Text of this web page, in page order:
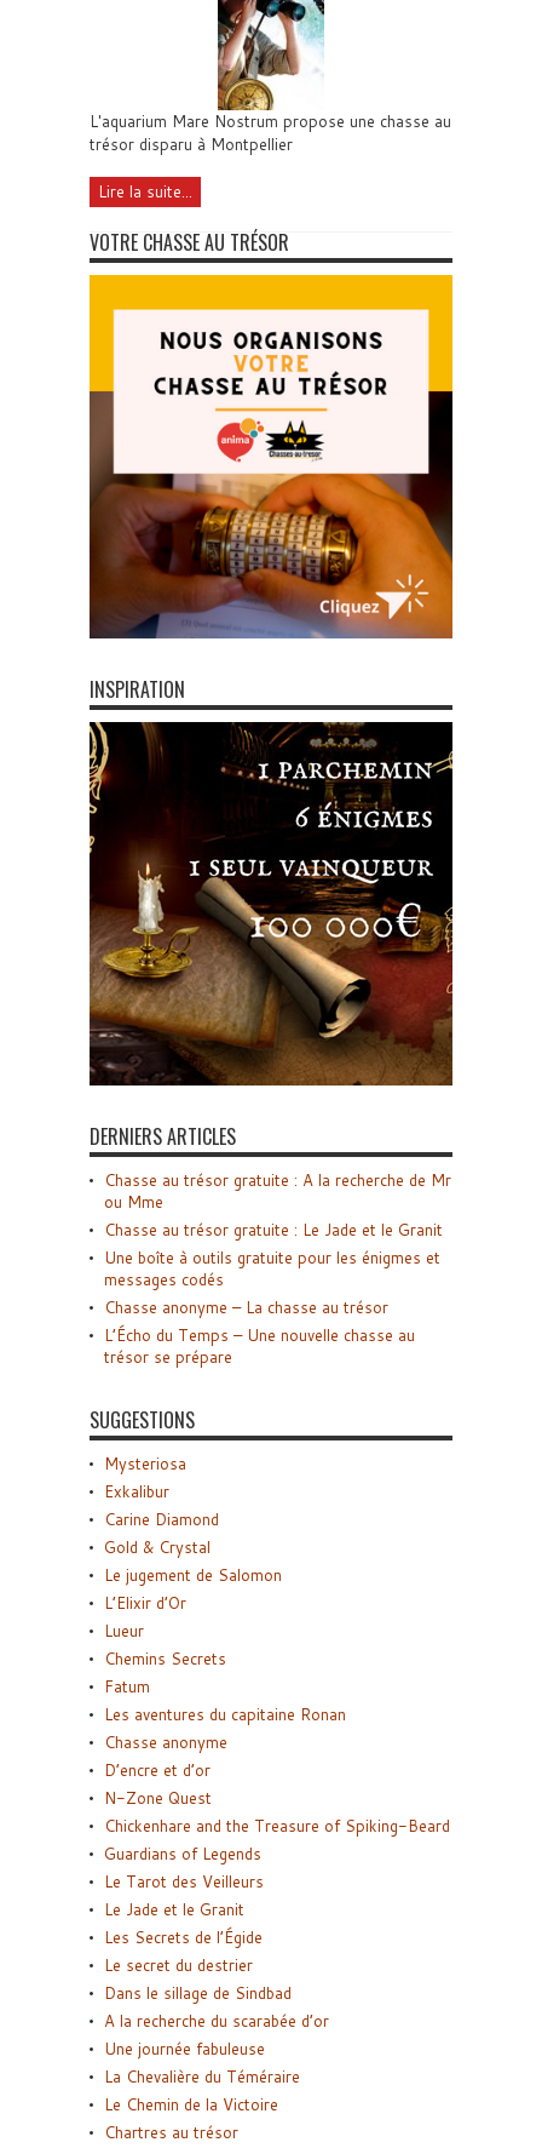
L'aquarium Mare Nostrum propose une chasse au
trésor disparu à Montpellier
Lire la suite...
VOTRE CHASSE AU TRÉSOR
INSPIRATION
DERNIERS ARTICLES
Chasse au trésor gratuite : A la recherche de Mr
ou Mme
Chasse au trésor gratuite : Le Jade et le Granit
Une boîte à outils gratuite pour les énigmes et
messages codés
Chasse anonyme – La chasse au trésor
L’Écho du Temps – Une nouvelle chasse au
trésor se prépare
SUGGESTIONS
Mysteriosa
Exkalibur
Carine Diamond
Gold & Crystal
Le jugement de Salomon
L’Elixir d’Or
Lueur
Chemins Secrets
Fatum
Les aventures du capitaine Ronan
Chasse anonyme
D’encre et d’or
N-Zone Quest
Chickenhare and the Treasure of Spiking-Beard
Guardians of Legends
Le Tarot des Veilleurs
Le Jade et le Granit
Les Secrets de l’Égide
Le secret du destrier
Dans le sillage de Sindbad
A la recherche du scarabée d’or
Une journée fabuleuse
La Chevalière du Téméraire
Le Chemin de la Victoire
Chartres au trésor